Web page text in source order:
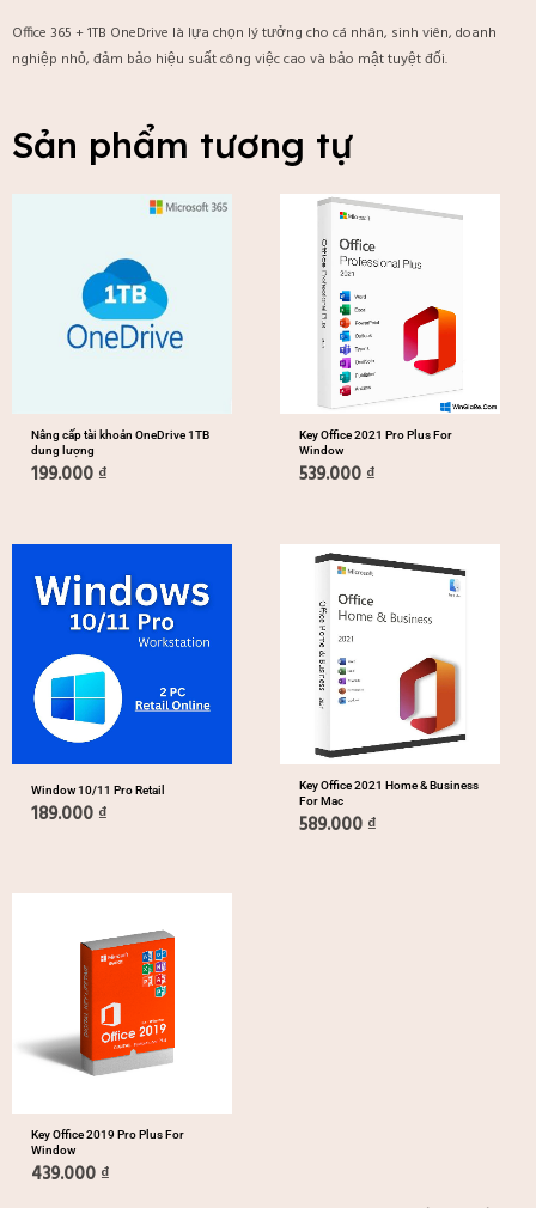
Office 365 + 1TB OneDrive là lựa chọn lý tưởng cho cá nhân, sinh viên, doanh
nghiệp nhỏ, đảm bảo hiệu suất công việc cao và bảo mật tuyệt đối.
Sản phẩm tương tự
Nâng cấp tài khoản OneDrive 1TB
dung lượng
199.000 ₫
Key Office 2021 Pro Plus For
Window
539.000 ₫
Window 10/11 Pro Retail
189.000 ₫
Key Office 2021 Home & Business
For Mac
589.000 ₫
Key Office 2019 Pro Plus For
Window
439.000 ₫